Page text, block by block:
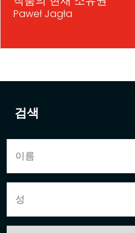
검색
Paweł Jagła